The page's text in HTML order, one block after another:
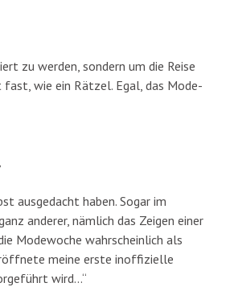
zu werden, sondern um die Reise
fast, wie ein Rätzel. Egal, das Mode-
ausgedacht haben. Sogar im
anderer, nämlich das Zeigen einer
Modewoche wahrscheinlich als
meine erste inoffizielle
wird…“